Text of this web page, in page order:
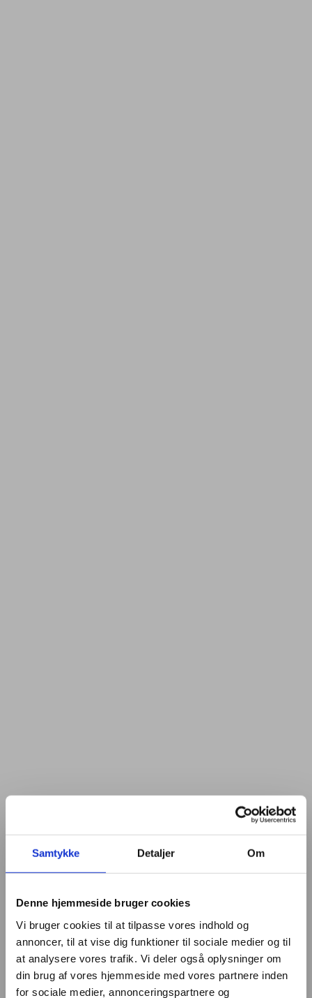
Samtykke Detaljer Om
Denne hjemmeside bruger cookies
Vi bruger cookies til at tilpasse vores indhold og
annoncer, til at vise dig funktioner til sociale medier og til
at analysere vores trafik. Vi deler også oplysninger om
din brug af vores hjemmeside med vores partnere inden
for sociale medier, annonceringspartnere og